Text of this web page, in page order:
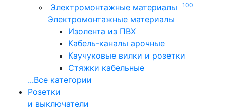
Электромонтажные материалы 100
Электромонтажные материалы
Изолента из ПВХ
Кабель-каналы арочные
Каучуковые вилки и розетки
Стяжки кабельные
...Все категории
Розетки
и выключатели